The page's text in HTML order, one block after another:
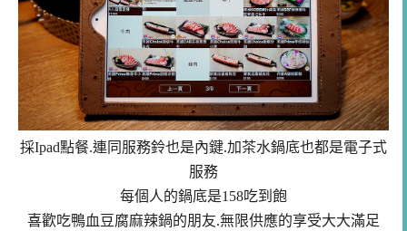
採Ipad點餐.連同服務鈴也是內鍵.加茶水鍋底也都是電子式
服務
每個人的鍋底是158吃到飽
喜歡吃鴨血豆腐麻辣鍋的朋友.無限供應的享受大大滿足